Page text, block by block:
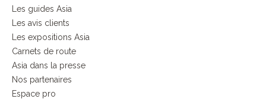
Les guides Asia
Les avis clients
Les expositions Asia
Carnets de route
Asia dans la presse
Nos partenaires
Espace pro